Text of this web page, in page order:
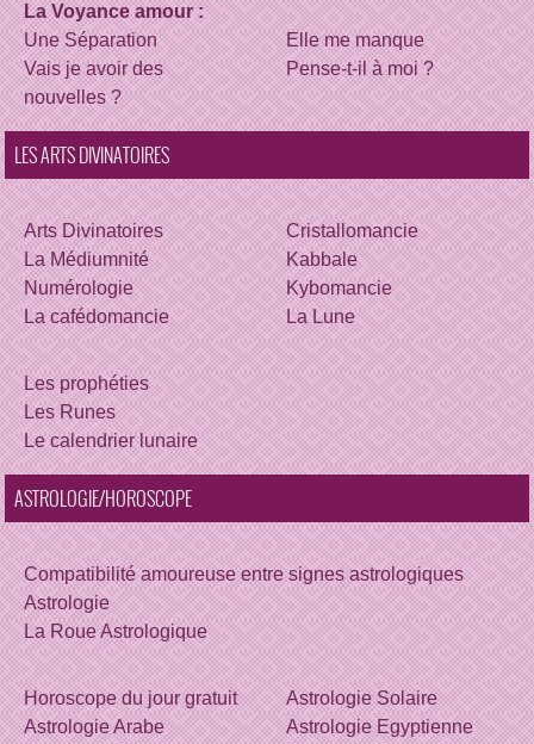
La Voyance amour :
Une Séparation
Vais je avoir des
nouvelles ?
Elle me manque
Pense-t-il à moi ?
LES ARTS DIVINATOIRES
Arts Divinatoires
La Médiumnité
Numérologie
La cafédomancie
Cristallomancie
Kabbale
Kybomancie
La Lune
Les prophéties
Les Runes
Le calendrier lunaire
ASTROLOGIE/HOROSCOPE
Compatibilité amoureuse entre signes astrologiques
Astrologie
La Roue Astrologique
Horoscope du jour gratuit
Astrologie Arabe
Astrologie Solaire
Astrologie Egyptienne